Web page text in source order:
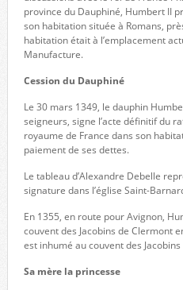
province du Dauphiné, Humbert II
son habitation située à Romans,
habitation était à l’emplacement
Manufacture.
Cession du Dauphiné
Le 30 mars 1349, le dauphin
seigneurs, signe l’acte définitif du
royaume de France dans son
paiement de ses dettes.
Le tableau d’Alexandre Debelle
signature dans l’église Saint-
En 1355, en route pour Avignon,
couvent des Jacobins de Clermont
est inhumé au couvent des Jacobins
Sa mère la princesse